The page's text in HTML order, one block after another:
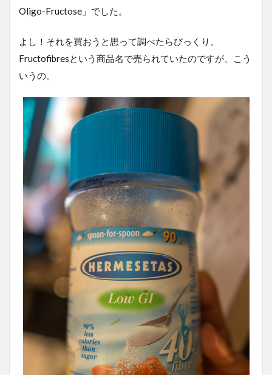
Oligo-Fructose」でした。
よし！それを買おうと思って調べたらびっくり。
Fructofibresという商品名で売られていたのですが、こう
いうの。